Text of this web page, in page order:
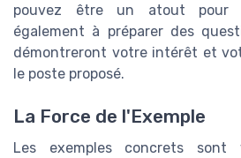
pouvez être un atout pour
également à préparer des
démontreront votre intérêt et
le poste proposé.
La Force de l'Exemple
Les exemples concrets sont